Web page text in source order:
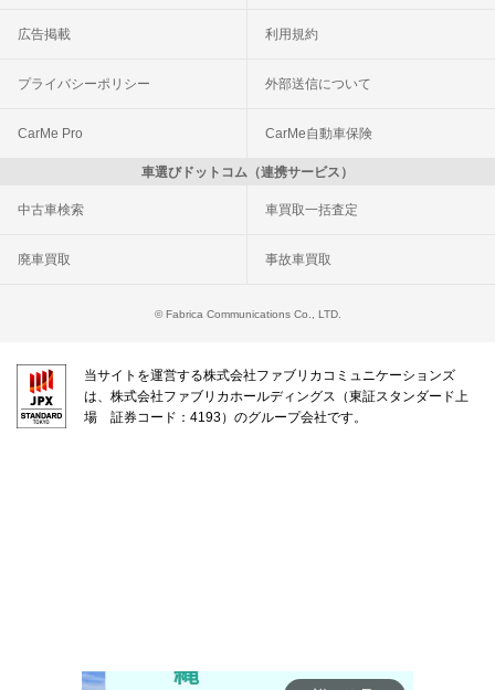
広告掲載 利用規約
プライバシーポリシー 外部送信について
CarMe Pro CarMe自動車保険
車選びドットコム（連携サービス）
中古車検索 車買取一括査定
廃車買取 事故車買取
© Fabrica Communications Co., LTD.
当サイトを運営する株式会社ファブリカコミュニケーションズ
は、株式会社ファブリカホールディングス（東証スタンダード上
場 証券コード：4193）のグループ会社です。